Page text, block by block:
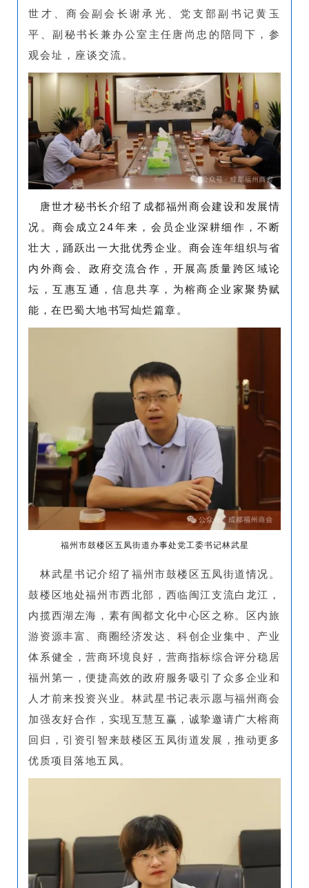
世才、商会副会长谢承光、党支部副书记黄玉
平、副秘书长兼办公室主任唐尚忠的陪同下，参
观会址，座谈交流。
唐世才秘书长介绍了成都福州商会建设和发展情
况。商会成立24年来，会员企业深耕细作，不断
壮大，踊跃出一大批优秀企业。商会连年组织与省
内外商会、政府交流合作，开展高质量跨区域论
坛，互惠互通，信息共享，为榕商企业家聚势赋
能，在巴蜀大地书写灿烂篇章。
福州市鼓楼区五凤街道办事处党工委书记林武星
林武星书记介绍了福州市鼓楼区五凤街道情况。
鼓楼区地处福州市西北部，西临闽江支流白龙江，
内揽西湖左海，素有闽都文化中心区之称。区内旅
游资源丰富、商圈经济发达、科创企业集中、产业
体系健全，营商环境良好，营商指标综合评分稳居
福州第一，便捷高效的政府服务吸引了众多企业和
人才前来投资兴业。林武星书记表示愿与福州商会
加强友好合作，实现互慧互赢，诚挚邀请广大榕商
回归，引资引智来鼓楼区五凤街道发展，推动更多
优质项目落地五凤。